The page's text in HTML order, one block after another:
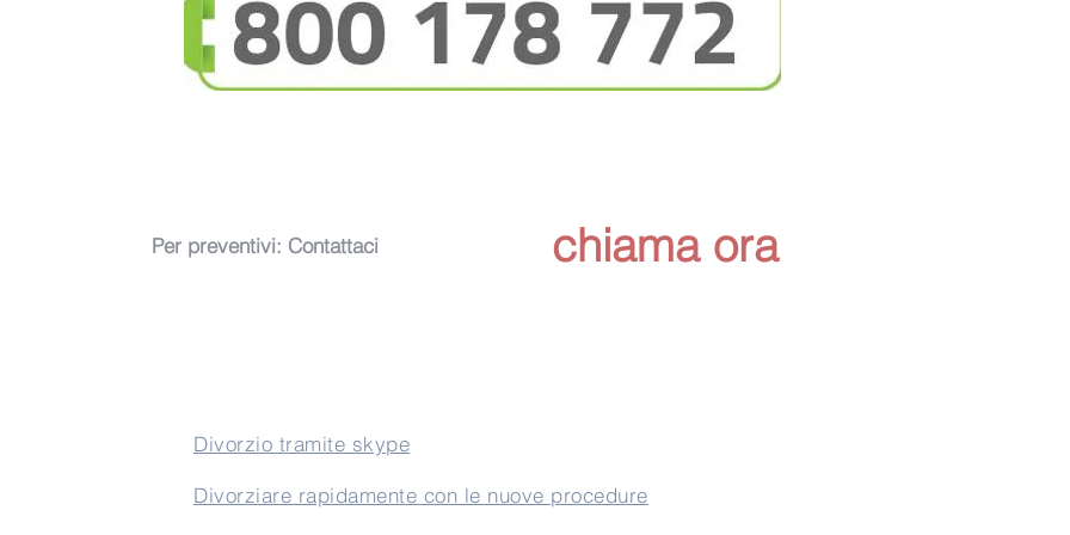
Per preventivi: Contattaci chiama ora
Divorzio tramite skype
Divorziare rapidamente con le nuove procedure